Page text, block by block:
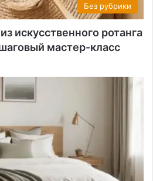
Без рубрики
искусственного ротанга
мастер-класс